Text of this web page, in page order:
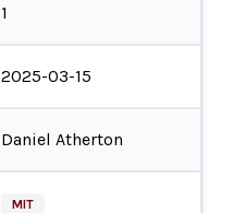
1
2025-03-15
Daniel Atherton
MIT